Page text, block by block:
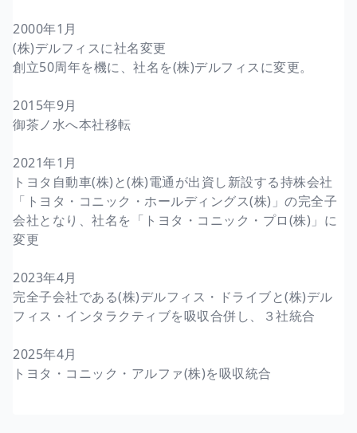
2000年1月
(株)デルフィスに社名変更
創立50周年を機に、社名を(株)デルフィスに変更。
2015年9月
御茶ノ水へ本社移転
2021年1月
トヨタ自動車(株)と(株)電通が出資し新設する持株会社
「トヨタ・コニック・ホールディングス(株)」の完全子
会社となり、社名を「トヨタ・コニック・プロ(株)」に
変更
2023年4月
完全子会社である(株)デルフィス・ドライブと(株)デル
フィス・インタラクティブを吸収合併し、３社統合
2025年4月
トヨタ・コニック・アルファ(株)を吸収統合